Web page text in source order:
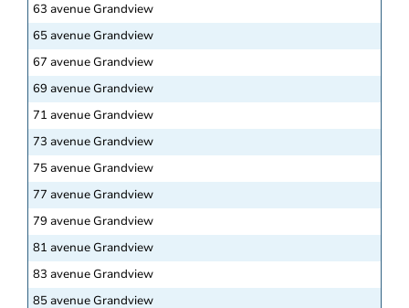
63 avenue Grandview
65 avenue Grandview
67 avenue Grandview
69 avenue Grandview
71 avenue Grandview
73 avenue Grandview
75 avenue Grandview
77 avenue Grandview
79 avenue Grandview
81 avenue Grandview
83 avenue Grandview
85 avenue Grandview